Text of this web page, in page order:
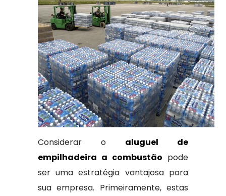
Considerar o aluguel de
empilhadeira a combustão pode
ser uma estratégia vantajosa para
sua empresa. Primeiramente, estas